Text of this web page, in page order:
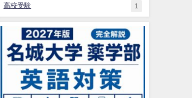
高校受験 1